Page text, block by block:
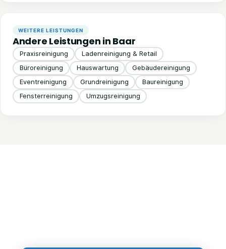
WEITERE LEISTUNGEN
Andere Leistungen in Baar
Praxisreinigung
Ladenreinigung & Retail
Büroreinigung
Hauswartung
Gebäudereinigung
Eventreinigung
Grundreinigung
Baureinigung
Fensterreinigung
Umzugsreinigung